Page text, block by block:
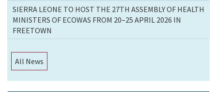
SIERRA LEONE TO HOST THE 27TH ASSEMBLY OF HEALTH
MINISTERS OF ECOWAS FROM 20–25 APRIL 2026 IN
FREETOWN
All News